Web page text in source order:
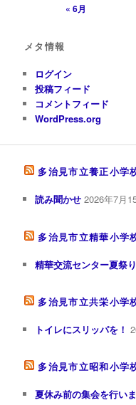
« 6月
メタ情報
ログイン
投稿フィード
コメントフィード
WordPress.org
多治見市立養正小学
読み聞かせ 2026年7月
多治見市立精華小学
精華交流センター夏祭り
多治見市立共栄小学
トイレにスリッパを！
多治見市立昭和小学
夏休み前の集会を行い